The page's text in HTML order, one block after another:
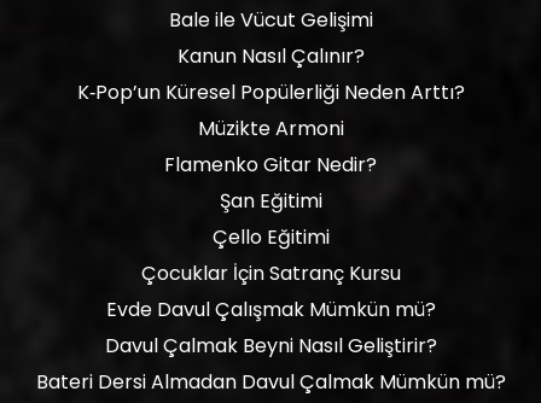
Bale ile Vücut Gelişimi
Kanun Nasıl Çalınır?
K‑Pop’un Küresel Popülerliği Neden Arttı?
Müzikte Armoni
Flamenko Gitar Nedir?
Şan Eğitimi
Çello Eğitimi
Çocuklar İçin Satranç Kursu
Evde Davul Çalışmak Mümkün mü?
Davul Çalmak Beyni Nasıl Geliştirir?
Bateri Dersi Almadan Davul Çalmak Mümkün mü?